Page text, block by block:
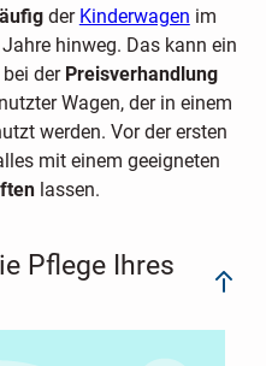
der Kinderwagen im
hinweg. Das kann ein
der Preisverhandlung
Wagen, der in einem
werden. Vor der ersten
mit einem geeigneten
lassen.
Pflege Ihres